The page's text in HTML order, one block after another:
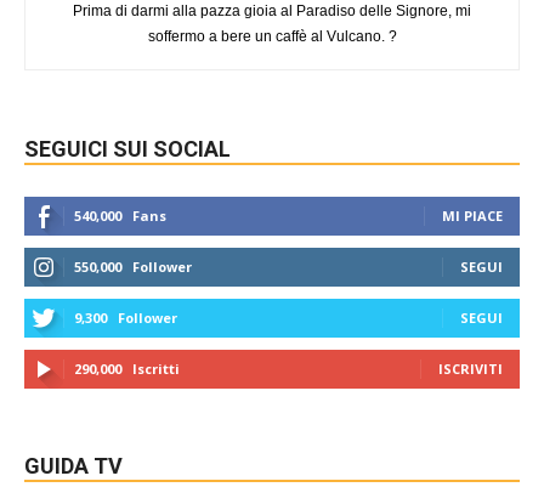
Prima di darmi alla pazza gioia al Paradiso delle Signore, mi
soffermo a bere un caffè al Vulcano. ?
SEGUICI SUI SOCIAL
540,000 Fans MI PIACE
550,000 Follower SEGUI
9,300 Follower SEGUI
290,000 Iscritti ISCRIVITI
GUIDA TV